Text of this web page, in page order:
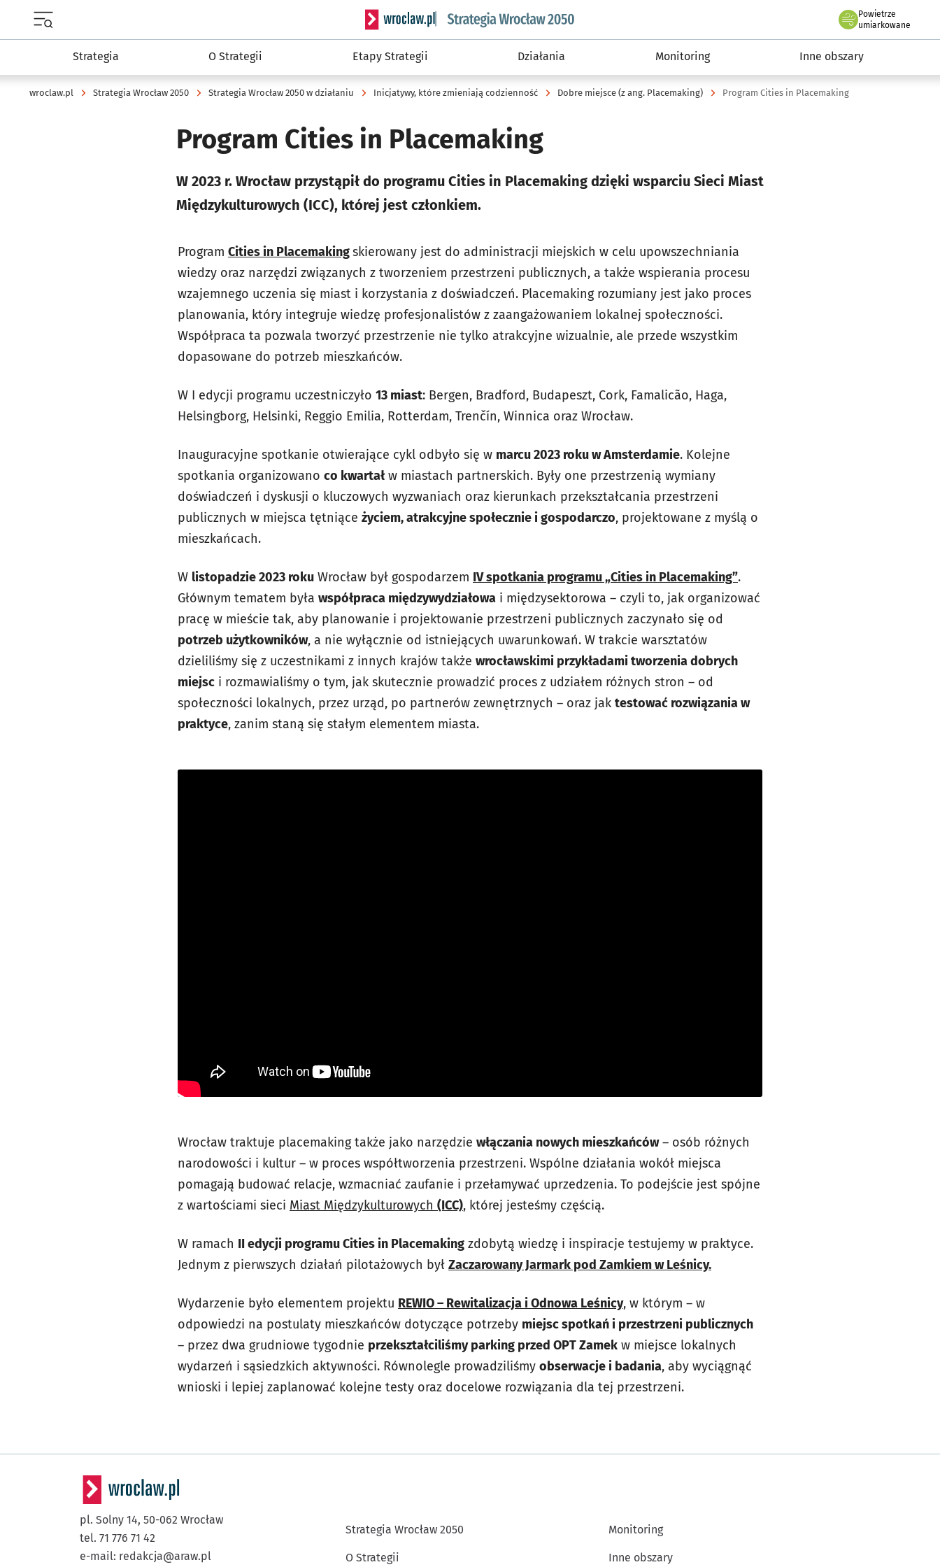
Serwis informacyjny wroclaw.pl podserwis: Strategia Wrocław 2050
Powietrze
we Wrocławiu
umiarkowane
Strategia O Strategii Etapy Strategii Działania Monitoring Inne obszary
wroclaw.pl Strategia Wrocław 2050 Strategia Wrocław 2050 w działaniu Inicjatywy, które zmieniają codzienność Dobre miejsce (z ang. Placemaking) Program Cities in Placemaking
Program Cities in Placemaking
W 2023 r. Wrocław przystąpił do programu Cities in Placemaking dzięki wsparciu Sieci Miast
Międzykulturowych (ICC), której jest członkiem.
Program Cities in Placemakingskierowany jest do administracji miejskich w celu upowszechniania
wiedzy oraz narzędzi związanych z tworzeniem przestrzeni publicznych, a także wspierania procesu
wzajemnego uczenia się miast i korzystania z doświadczeń. Placemaking rozumiany jest jako proces
planowania, który integruje wiedzę profesjonalistów z zaangażowaniem lokalnej społeczności.
Współpraca ta pozwala tworzyć przestrzenie nie tylko atrakcyjne wizualnie, ale przede wszystkim
dopasowane do potrzeb mieszkańców.
W I edycji programu uczestniczyło 13 miast: Bergen, Bradford, Budapeszt, Cork, Famalicão, Haga,
Helsingborg, Helsinki, Reggio Emilia, Rotterdam, Trenčín, Winnica oraz Wrocław.
Inauguracyjne spotkanie otwierające cykl odbyło się w marcu 2023 roku w Amsterdamie. Kolejne
spotkania organizowano co kwartałw miastach partnerskich. Były one przestrzenią wymiany
doświadczeń i dyskusji o kluczowych wyzwaniach oraz kierunkach przekształcania przestrzeni
publicznych w miejsca tętniące życiem, atrakcyjne społecznie i gospodarczo, projektowane z myślą o
mieszkańcach.
W listopadzie 2023 roku Wrocław był gospodarzem IV spotkania programu „Cities in Placemaking”.
Głównym tematem była współpraca międzywydziałowa i międzysektorowa – czyli to, jak organizować
pracę w mieście tak, aby planowanie i projektowanie przestrzeni publicznych zaczynało się od
potrzeb użytkowników, a nie wyłącznie od istniejących uwarunkowań. W trakcie warsztatów
dzieliliśmy się z uczestnikami z innych krajów także wrocławskimi przykładami tworzenia dobrych
miejsc i rozmawialiśmy o tym, jak skutecznie prowadzić proces z udziałem różnych stron – od
społeczności lokalnych, przez urząd, po partnerów zewnętrznych – oraz jak testować rozwiązania w
praktyce, zanim staną się stałym elementem miasta.
Wrocław traktuje placemaking także jako narzędzie włączania nowych mieszkańców– osób różnych
narodowości i kultur – w proces współtworzenia przestrzeni. Wspólne działania wokół miejsca
pomagają budować relacje, wzmacniać zaufanie i przełamywać uprzedzenia. To podejście jest spójne
z wartościami sieci Miast Międzykulturowych (ICC), której jesteśmy częścią.
W ramach II edycji programu Cities in Placemaking zdobytą wiedzę i inspiracje testujemy w praktyce.
Jednym z pierwszych działań pilotażowych był Zaczarowany Jarmark pod Zamkiem w Leśnicy.
Wydarzenie było elementem projektu REWIO – Rewitalizacja i Odnowa Leśnicy, w którym – w
odpowiedzi na postulaty mieszkańców dotyczące potrzeby miejsc spotkań i przestrzeni publicznych
– przez dwa grudniowe tygodnie przekształciliśmy parking przed OPT Zamek w miejsce lokalnych
wydarzeń i sąsiedzkich aktywności. Równolegle prowadziliśmy obserwacje i badania, aby wyciągnąć
wnioski i lepiej zaplanować kolejne testy oraz docelowe rozwiązania dla tej przestrzeni.
pl. Solny 14, 50-062 Wrocław
tel. 71 776 71 42
e-mail: redakcja@araw.pl
Strategia Wrocław 2050
O Strategii
Monitoring
Inne obszary